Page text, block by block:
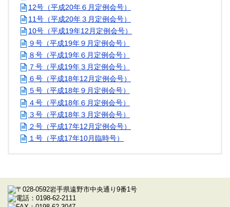
12号（平成20年６月定例会号）
11号（平成20年３月定例会号）
10号（平成19年12月定例会号）
９号（平成19年９月定例会号）
８号（平成19年６月定例会号）
７号（平成19年３月定例会号）
６号（平成18年12月定例会号）
５号（平成18年９月定例会号）
４号（平成18年６月定例会号）
３号（平成18年３月定例会号）
２号（平成17年12月定例会号）
１号（平成17年10月臨時号）